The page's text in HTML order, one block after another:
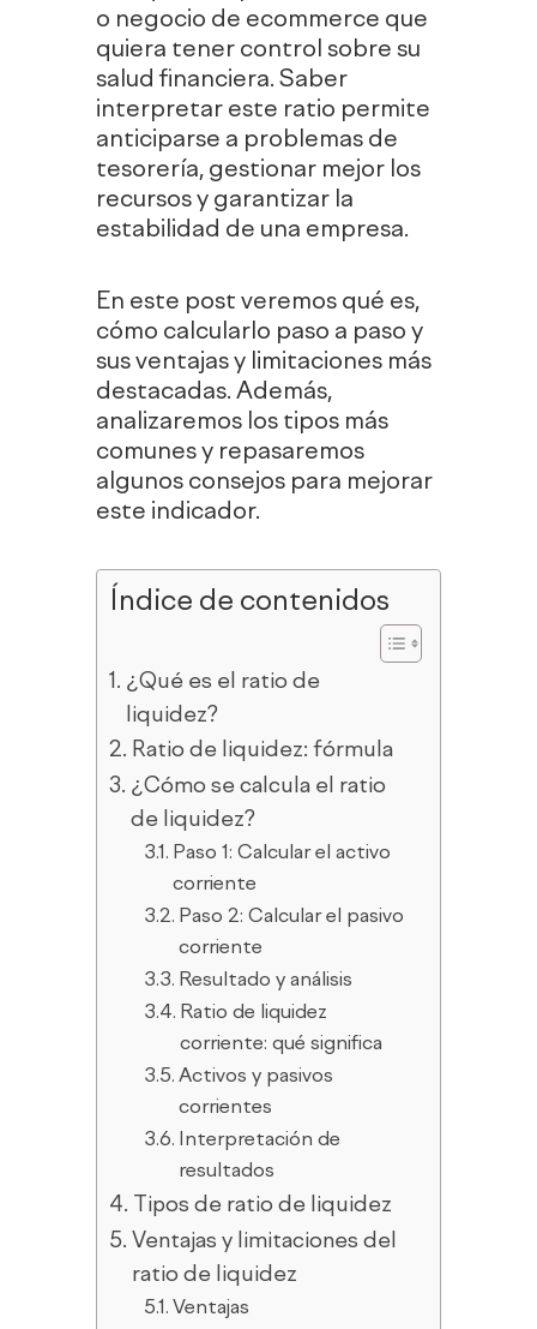
o negocio de ecommerce que
quiera tener control sobre su
salud financiera. Saber
interpretar este ratio permite
anticiparse a problemas de
tesorería, gestionar mejor los
recursos y garantizar la
estabilidad de una empresa.
En este post veremos qué es,
cómo calcularlo paso a paso y
sus ventajas y limitaciones más
destacadas. Además,
analizaremos los tipos más
comunes y repasaremos
algunos consejos para mejorar
este indicador.
Índice de contenidos
¿Qué es el ratio de
liquidez?
Ratio de liquidez: fórmula
¿Cómo se calcula el ratio
de liquidez?
Paso 1: Calcular el activo
corriente
Paso 2: Calcular el pasivo
corriente
Resultado y análisis
Ratio de liquidez
corriente: qué significa
Activos y pasivos
corrientes
Interpretación de
resultados
Tipos de ratio de liquidez
Ventajas y limitaciones del
ratio de liquidez
Ventajas